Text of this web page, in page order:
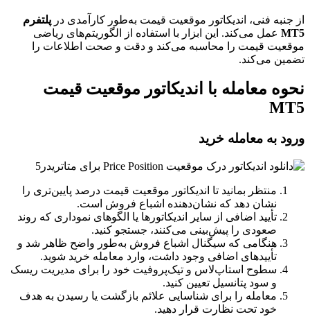
از جنبه فنی، اندیکاتور موقعیت قیمت به‌طور کارآمدی در پلتفرم
MT5 عمل می‌کند. این ابزار با استفاده از الگوریتم‌های ریاضی
موقعیت قیمت را محاسبه می‌کند و دقت و صحت اطلاعات را
تضمین می‌کند.
نحوه معامله با اندیکاتور موقعیت قیمت
MT5
ورود به معامله خرید
منتظر بمانید تا اندیکاتور موقعیت قیمت درصد پایین‌تری را
نشان دهد که نشان‌دهنده اشباع فروش است.
تأیید اضافی از سایر اندیکاتورها یا الگوهای نموداری که روند
صعودی را پیش‌بینی می‌کنند، جستجو کنید.
هنگامی که سیگنال اشباع فروش به‌طور واضح ظاهر شد و
تأییدهای اضافی وجود داشت، وارد معامله خرید شوید.
سطوح استاپ‌لاس و تیک‌پروفیت خود را برای مدیریت ریسک
و سود پتانسیل تعیین کنید.
معامله را برای شناسایی علائم بازگشت یا رسیدن به هدف
خود تحت نظارت قرار دهید.